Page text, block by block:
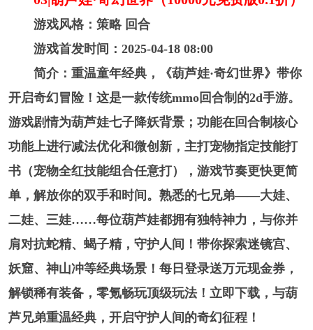
游戏风格：策略 回合
游戏首发时间：2025-04-18 08:00
简介：重温童年经典，《葫芦娃·奇幻世界》带你
开启奇幻冒险！这是一款传统mmo回合制的2d手游。
游戏剧情为葫芦娃七子降妖背景；功能在回合制核心
功能上进行减法优化和微创新，主打宠物指定技能打
书（宠物全红技能组合任意打），游戏节奏更快更简
单，解放你的双手和时间。熟悉的七兄弟——大娃、
二娃、三娃……每位葫芦娃都拥有独特神力，与你并
肩对抗蛇精、蝎子精，守护人间！带你探索迷镜宫、
妖窟、神山冲等经典场景！每日登录送万元现金券，
解锁稀有装备，零氪畅玩顶级玩法！立即下载，与葫
芦兄弟重温经典，开启守护人间的奇幻征程！